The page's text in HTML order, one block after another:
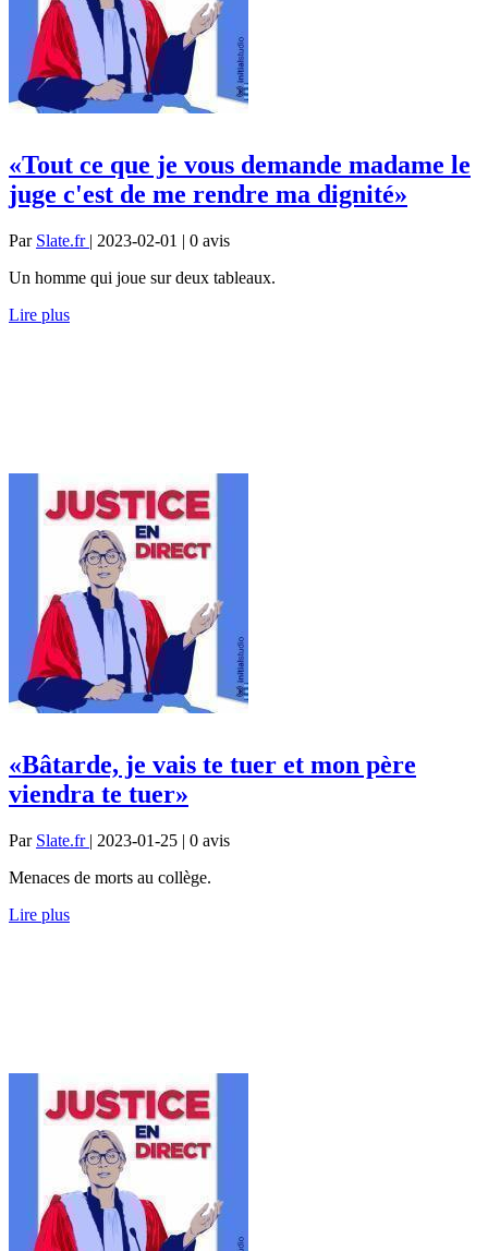
«Tout ce que je vous demande madame le
juge c'est de me rendre ma dignité»
Par Slate.fr | 2023-02-01 | 0 avis
Un homme qui joue sur deux tableaux.
Lire plus
«Bâtarde, je vais te tuer et mon père
viendra te tuer»
Par Slate.fr | 2023-01-25 | 0 avis
Menaces de morts au collège.
Lire plus